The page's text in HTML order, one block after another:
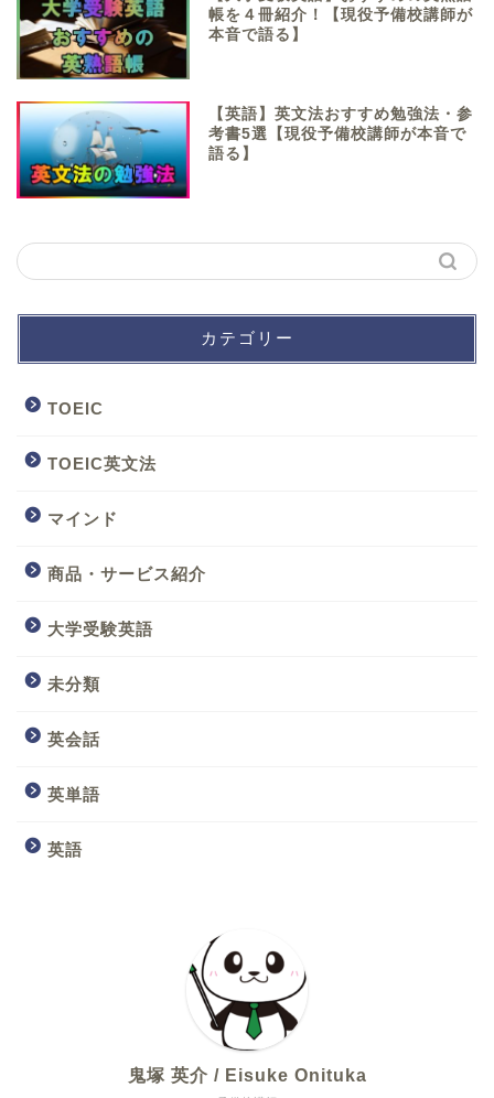
帳を４冊紹介！【現役予備校講師が
本音で語る】
【英語】英文法おすすめ勉強法・参
考書5選【現役予備校講師が本音で
語る】
カテゴリー
TOEIC
TOEIC英文法
マインド
商品・サービス紹介
大学受験英語
未分類
英会話
英単語
英語
鬼塚 英介 / Eisuke Onituka